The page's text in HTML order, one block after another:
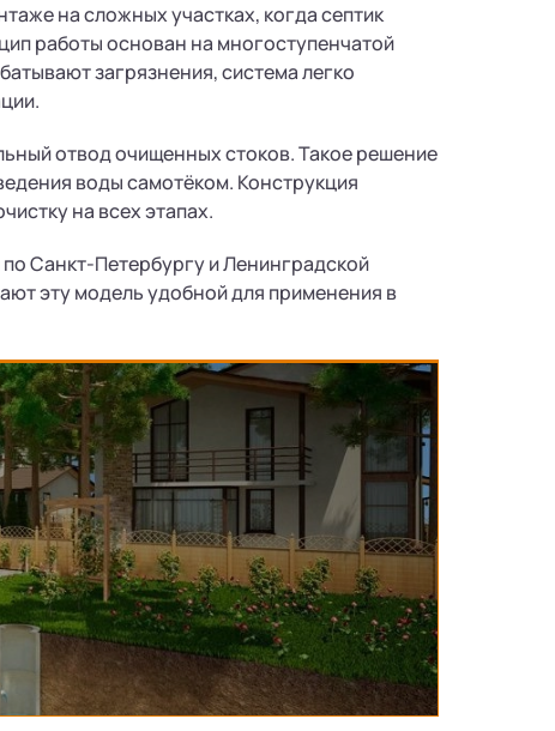
на сложных участках, когда септик
работы основан на многоступенчатой
загрязнения, система легко
отвод очищенных стоков. Такое решение
воды самотёком. Конструкция
на всех этапах.
Санкт-Петербургу и Ленинградской
эту модель удобной для применения в